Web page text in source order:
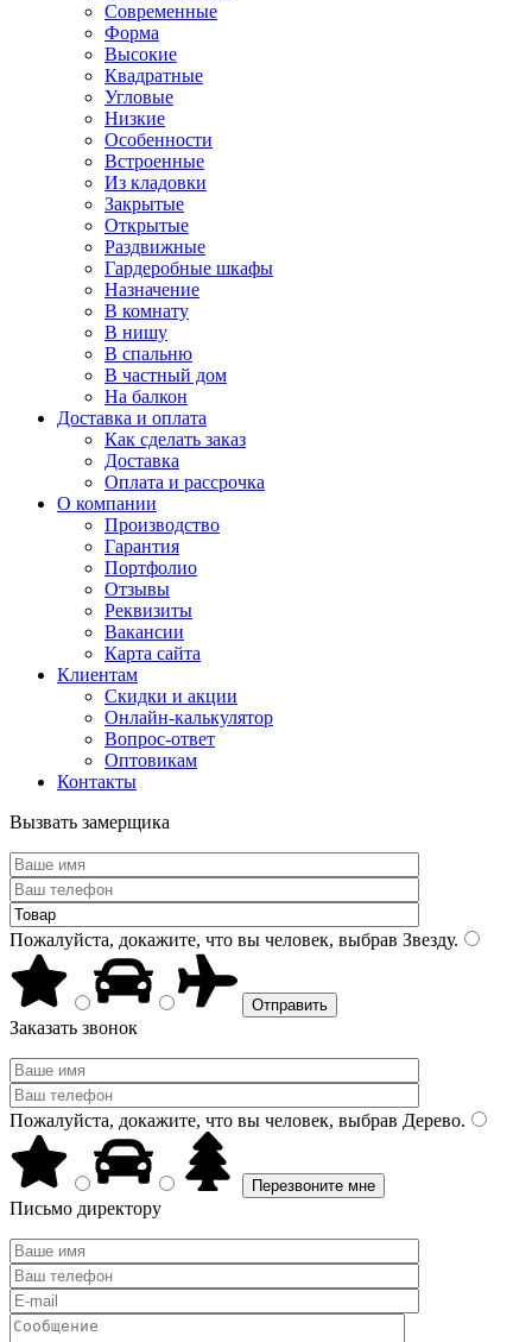
Современные
Форма
Высокие
Квадратные
Угловые
Низкие
Особенности
Встроенные
Из кладовки
Закрытые
Открытые
Раздвижные
Гардеробные шкафы
Назначение
В комнату
В нишу
В спальню
В частный дом
На балкон
Доставка и оплата
Как сделать заказ
Доставка
Оплата и рассрочка
О компании
Производство
Гарантия
Портфолио
Отзывы
Реквизиты
Вакансии
Карта сайта
Клиентам
Скидки и акции
Онлайн-калькулятор
Вопрос-ответ
Оптовикам
Контакты
Вызвать замерщика
Пожалуйста, докажите, что вы человек, выбрав Звезду.
Заказать звонок
Пожалуйста, докажите, что вы человек, выбрав Дерево.
Письмо директору